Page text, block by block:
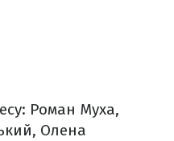
Роман Муха,
Олена